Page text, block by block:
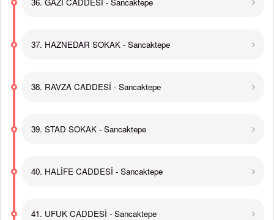
37. HAZNEDAR SOKAK - Sancaktepe
38. RAVZA CADDESİ - Sancaktepe
39. STAD SOKAK - Sancaktepe
40. HALİFE CADDESİ - Sancaktepe
41. UFUK CADDESİ - Sancaktepe